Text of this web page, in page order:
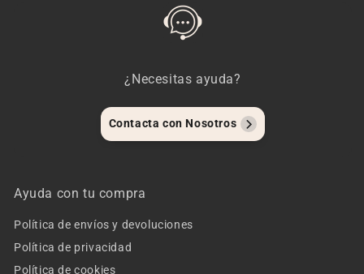
¿Necesitas ayuda?
Contacta con Nosotros
Ayuda con tu compra
Política de envíos y devoluciones
Política de privacidad
Política de cookies